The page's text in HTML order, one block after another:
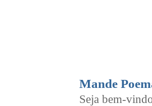
Mande
Seja bem-